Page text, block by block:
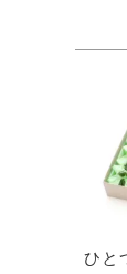
ひと